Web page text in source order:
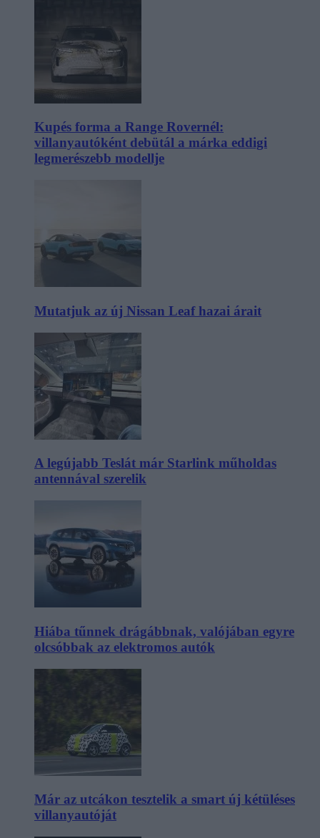
Kupés forma a Range Rovernél:
villanyautóként debütál a márka eddigi
legmerészebb modellje
Mutatjuk az új Nissan Leaf hazai árait
A legújabb Teslát már Starlink műholdas
antennával szerelik
Hiába tűnnek drágábbnak, valójában egyre
olcsóbbak az elektromos autók
Már az utcákon tesztelik a smart új kétüléses
villanyautóját